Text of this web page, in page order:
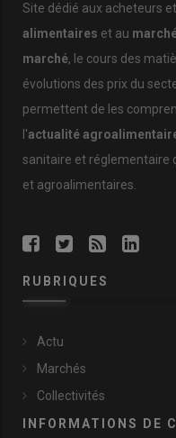
Des perspectives
européenne
Au-delà du marché
européenne. L’entreprise
européen, un dispositif
validation des autorités
l’UE.
Lire aussi :
continuer
Site dédié aux acheteurs
alimentaires et au
marché, le cours des
évolutions des prix du
permettent de les
l'actualité
sanitaire et réglementaire
et agroalimentaires.
RUBRIQUES
Actu
Marchés
Collectivités
INFORMATIONS DE